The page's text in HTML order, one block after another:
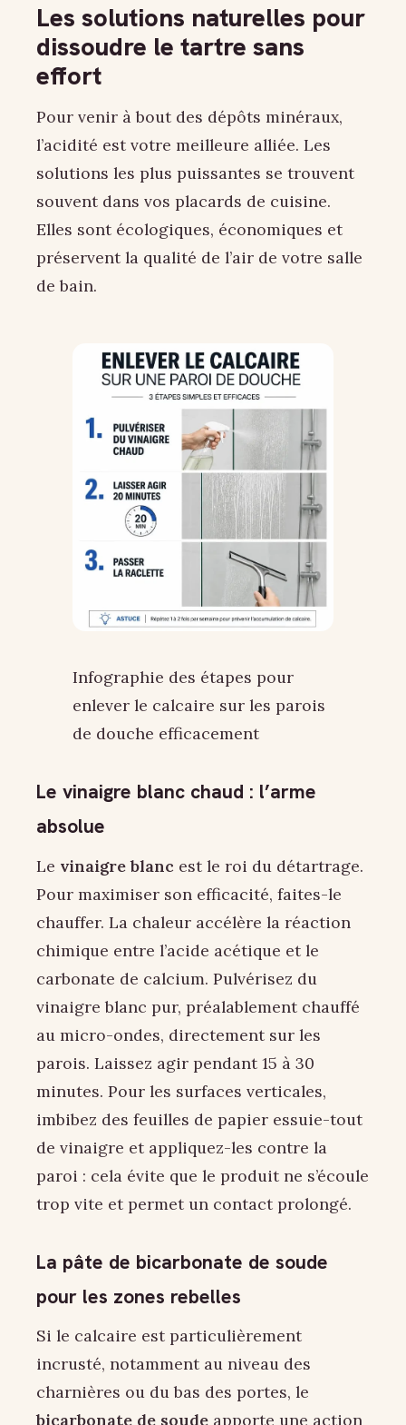
Les solutions naturelles pour
dissoudre le tartre sans
effort
Pour venir à bout des dépôts minéraux,
l’acidité est votre meilleure alliée. Les
solutions les plus puissantes se trouvent
souvent dans vos placards de cuisine.
Elles sont écologiques, économiques et
préservent la qualité de l’air de votre salle
de bain.
Infographie des étapes pour
enlever le calcaire sur les parois
de douche efficacement
Le vinaigre blanc chaud : l’arme
absolue
Le vinaigre blanc est le roi du détartrage.
Pour maximiser son efficacité, faites-le
chauffer. La chaleur accélère la réaction
chimique entre l’acide acétique et le
carbonate de calcium. Pulvérisez du
vinaigre blanc pur, préalablement chauffé
au micro-ondes, directement sur les
parois. Laissez agir pendant 15 à 30
minutes. Pour les surfaces verticales,
imbibez des feuilles de papier essuie-tout
de vinaigre et appliquez-les contre la
paroi : cela évite que le produit ne s’écoule
trop vite et permet un contact prolongé.
La pâte de bicarbonate de soude
pour les zones rebelles
Si le calcaire est particulièrement
incrusté, notamment au niveau des
charnières ou du bas des portes, le
bicarbonate de soude apporte une action